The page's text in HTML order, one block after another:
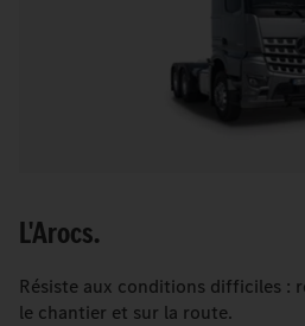
L'Arocs.
Résiste aux conditions difficiles :
le chantier et sur la route.